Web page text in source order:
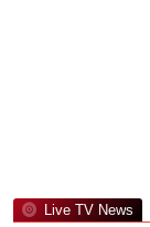
Live TV News